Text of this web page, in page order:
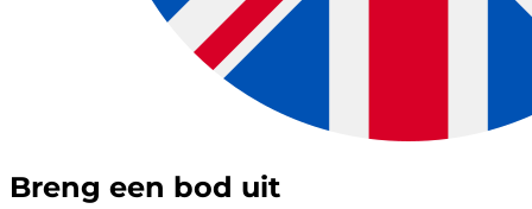
Breng een bod uit